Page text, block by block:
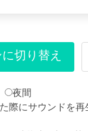
切り替え
夜間
際にサウンドを再